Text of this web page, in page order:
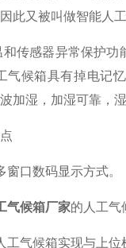
此又被叫做智能人工
感器异常保护功
气候箱具有掉电记
加湿，加湿可靠，湿
口数码显示方式。
气候箱厂家的人工气
候箱实现与上位